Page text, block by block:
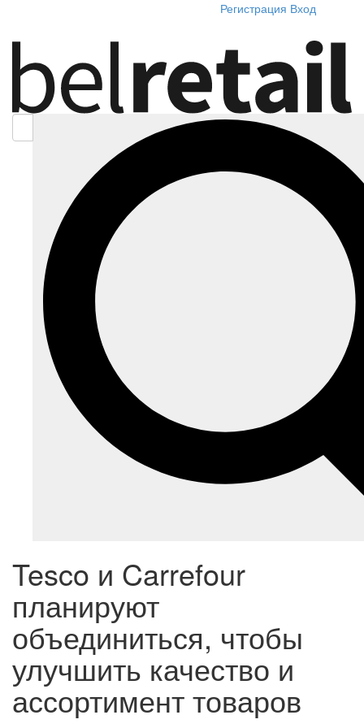
Регистрация Вход
Tesco и Carrefour
планируют
объединиться, чтобы
улучшить качество и
ассортимент товаров